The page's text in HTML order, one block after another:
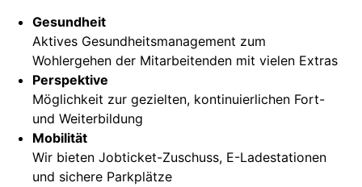
Gesundheit
Aktives Gesundheitsmanagement zum
Wohlergehen der Mitarbeitenden mit vielen Extras
Perspektive
Möglichkeit zur gezielten, kontinuierlichen Fort-
und Weiterbildung
Mobilität
Wir bieten Jobticket-Zuschuss, E-Ladestationen
und sichere Parkplätze